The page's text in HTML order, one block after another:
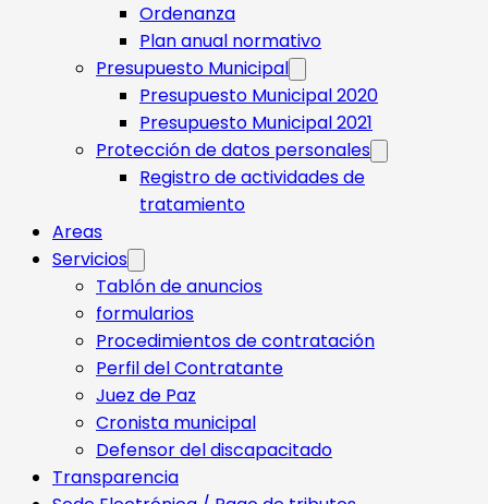
Ordenanza
Plan anual normativo
Presupuesto Municipal
Presupuesto Municipal 2020
Presupuesto Municipal 2021
Protección de datos personales
Registro de actividades de
tratamiento
Areas
Servicios
Tablón de anuncios
formularios
Procedimientos de contratación
Perfil del Contratante
Juez de Paz
Cronista municipal
Defensor del discapacitado
Transparencia